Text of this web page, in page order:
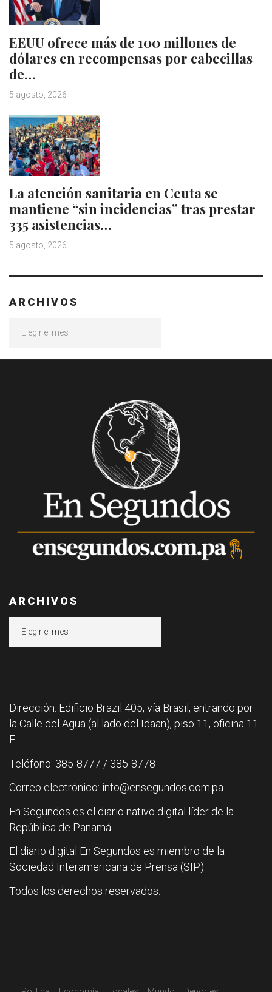
EEUU ofrece más de 100 millones de
dólares en recompensas por cabecillas
de…
5 agosto, 2026
La atención sanitaria en Ceuta se
mantiene “sin incidencias” tras prestar
335 asistencias…
5 agosto, 2026
ARCHIVOS
ARCHIVOS
Dirección: Edificio Brazil 405, vía Brasil, entrando por
la Calle del Agua (al lado del Idaan), piso 11, oficina 11
F.
Teléfono: 385-8777 / 385-8778
Correo electrónico: info@ensegundos.com.pa
En Segundos es el diario nativo digital líder de la
República de Panamá.
El diario digital En Segundos es miembro de la
Sociedad Interamericana de Prensa (SIP).
Todos los derechos reservados.